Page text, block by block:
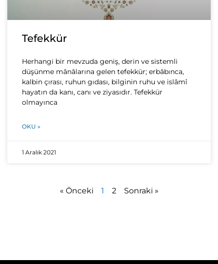
Tefekkür
Herhangi bir mevzuda geniş, derin ve sistemli
düşünme mânâlarına gelen tefekkür; erbâbınca,
kalbin çırası, ruhun gıdası, bilginin ruhu ve islâmî
hayatın da kanı, canı ve ziyasıdır. Tefekkür
olmayınca
OKU »
1 Aralık 2021
« Önceki 1 2 Sonraki »